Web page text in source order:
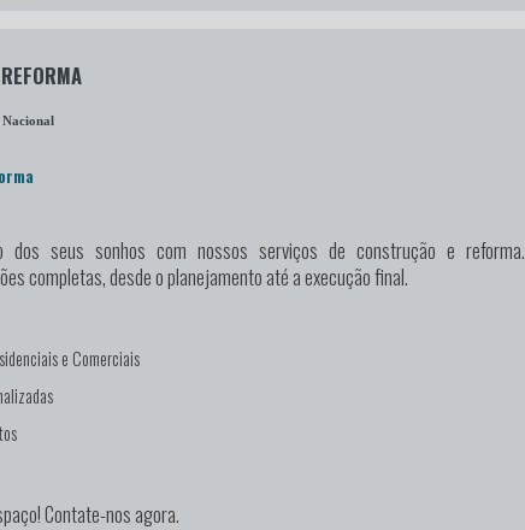
Nacional
dos seus sonhos com nossos serviços de construção e reforma.
completas, desde o planejamento até a execução final.
e Comerciais
Contate-nos agora.